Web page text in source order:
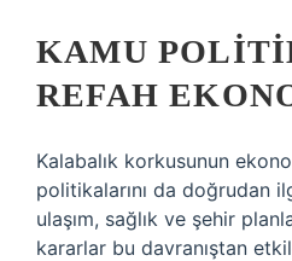
KAMU
REFAH
Kalabalık korkusunun
politikalarını da doğrudan
ulaşım, sağlık ve şehir
kararlar bu davranıştan